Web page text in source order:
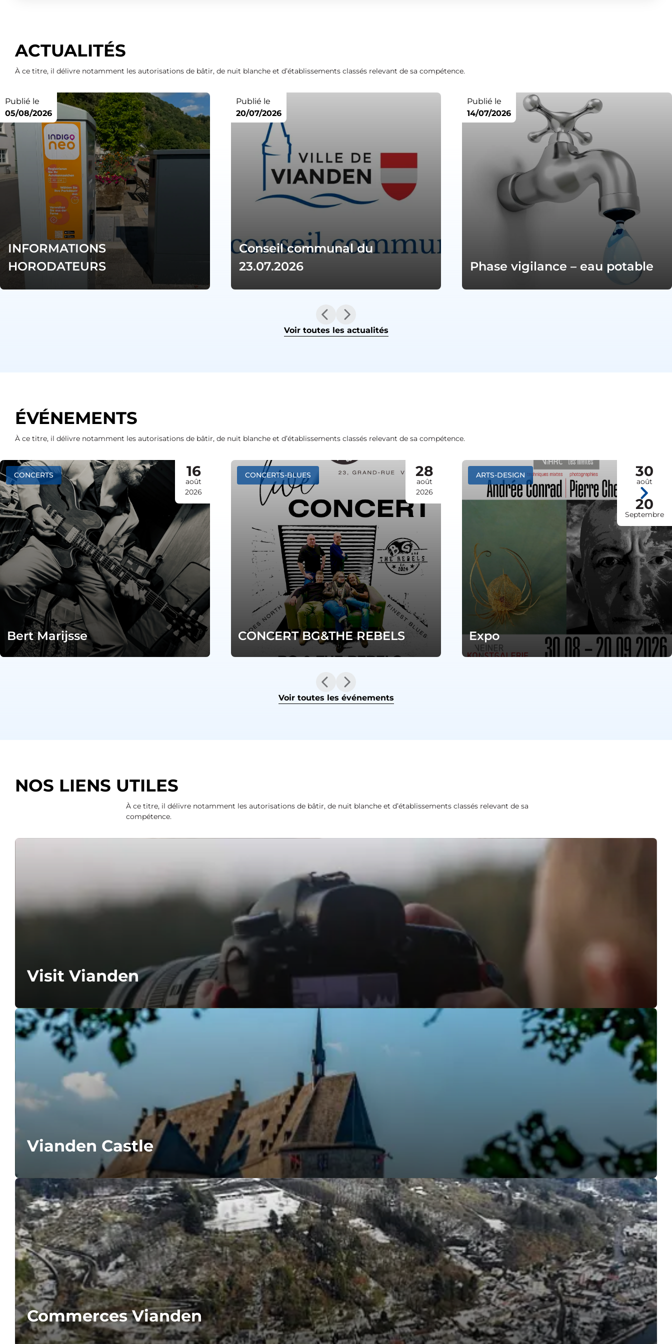
ACTUALITÉS
À ce titre, il délivre notamment les autorisations de bâtir, de nuit blanche et d’établissements classés relevant de sa compétence.
INFORMATIONS
HORODATEURS
Publié le
05/08/2026
Conseil communal du
23.07.2026
Publié le
20/07/2026
Phase vigilance – eau potable
Publié le
14/07/2026
Voir toutes les actualités
ÉVÉNEMENTS
À ce titre, il délivre notamment les autorisations de bâtir, de nuit blanche et d’établissements classés relevant de sa compétence.
Bert Marijsse
CONCERTS 16
août
2026
CONCERT BG&THE REBELS
CONCERTS-BLUES 28
août
2026
Expo
ARTS-DESIGN 30
août
20
Septembre
Voir toutes les événements
NOS LIENS UTILES
À ce titre, il délivre notamment les autorisations de bâtir, de nuit blanche et d’établissements classés relevant de sa
compétence.
Visit Vianden
Vianden Castle
Commerces Vianden